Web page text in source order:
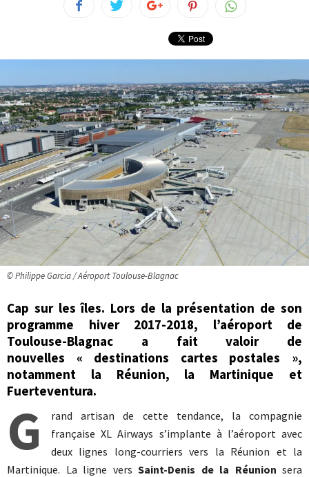
© Philippe Garcia / Aéroport Toulouse-Blagnac
Cap sur les îles. Lors de la présentation de son
programme hiver 2017-2018, l’aéroport de
Toulouse-Blagnac a fait valoir de
nouvelles « destinations cartes postales »,
notamment la Réunion, la Martinique et
Fuerteventura.
G
rand artisan de cette tendance, la compagnie
française XL Airways s’implante à l’aéroport avec
deux lignes long-courriers vers la Réunion et la
Martinique. La ligne vers Saint-Denis de la Réunion sera